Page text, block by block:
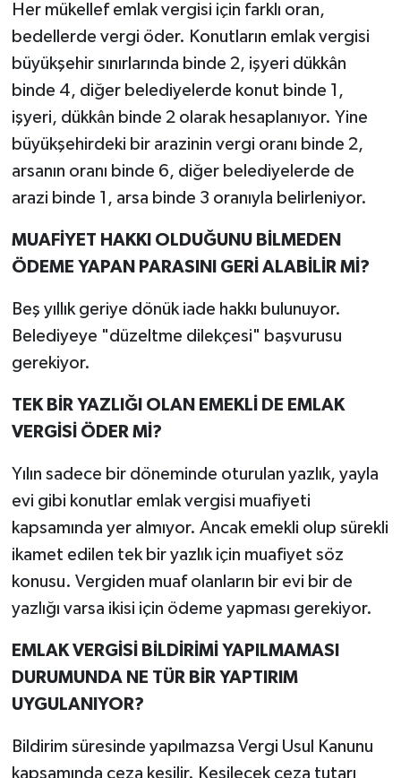
Her mükellef emlak vergisi için farklı oran,
bedellerde vergi öder. Konutların emlak vergisi
büyükşehir sınırlarında binde 2, işyeri dükkân
binde 4, diğer belediyelerde konut binde 1,
işyeri, dükkân binde 2 olarak hesaplanıyor. Yine
büyükşehirdeki bir arazinin vergi oranı binde 2,
arsanın oranı binde 6, diğer belediyelerde de
arazi binde 1, arsa binde 3 oranıyla belirleniyor.
MUAFİYET HAKKI OLDUĞUNU BİLMEDEN
ÖDEME YAPAN PARASINI GERİ ALABİLİR Mİ?
Beş yıllık geriye dönük iade hakkı bulunuyor.
Belediyeye "düzeltme dilekçesi" başvurusu
gerekiyor.
TEK BİR YAZLIĞI OLAN EMEKLİ DE EMLAK
VERGİSİ ÖDER Mİ?
Yılın sadece bir döneminde oturulan yazlık, yayla
evi gibi konutlar emlak vergisi muafiyeti
kapsamında yer almıyor. Ancak emekli olup sürekli
ikamet edilen tek bir yazlık için muafiyet söz
konusu. Vergiden muaf olanların bir evi bir de
yazlığı varsa ikisi için ödeme yapması gerekiyor.
EMLAK VERGİSİ BİLDİRİMİ YAPILMAMASI
DURUMUNDA NE TÜR BİR YAPTIRIM
UYGULANIYOR?
Bildirim süresinde yapılmazsa Vergi Usul Kanunu
kapsamında ceza kesilir. Kesilecek ceza tutarı